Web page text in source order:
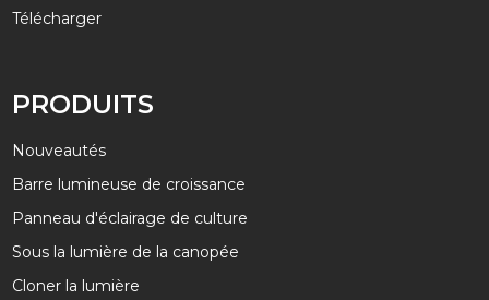
Télécharger
PRODUITS
Nouveautés
Barre lumineuse de croissance
Panneau d'éclairage de culture
Sous la lumière de la canopée
Cloner la lumière